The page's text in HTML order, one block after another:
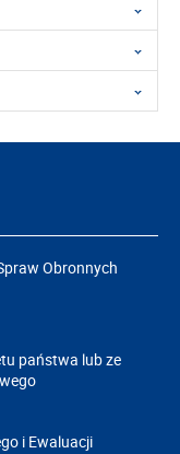
Obronnych
państwa lub ze
i Ewaluacji